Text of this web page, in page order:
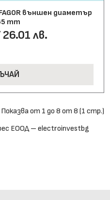
външен диаметър
mm
лв.
Показва от 1 до 8 от 8 (1 стр.)
ЕООД – electroinvestbg